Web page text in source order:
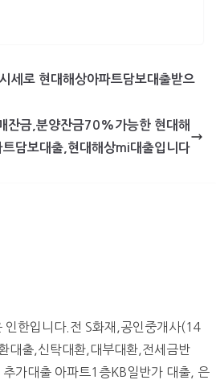
세로 현대해상아파트담보대출받으
잔금,분양잔금70%가능한 현대해
트담보대출,현대해상mi대출입니다
인한입니다.전 S화재,공인중개사(14
대출,신탁대환,대부대환,전세금반
가대출 아파트1층KB일반가 대출, 은